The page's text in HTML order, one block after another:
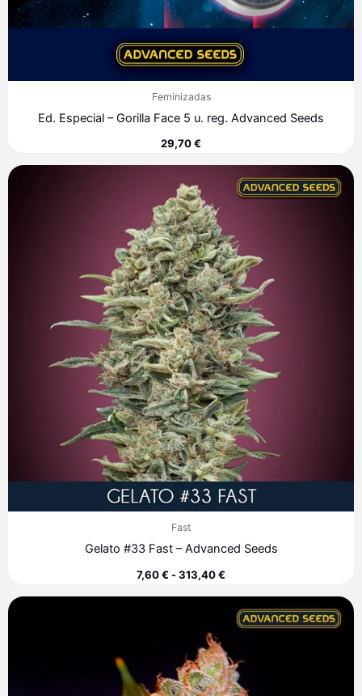
Feminizadas
Ed. Especial – Gorilla Face 5 u. reg. Advanced Seeds
29,70€
Fast
Gelato #33 Fast – Advanced Seeds
7,60€-313,40€
de
precios:
hasta
313,40 €
precios:
desde
7,60 €
hasta
72,70 €